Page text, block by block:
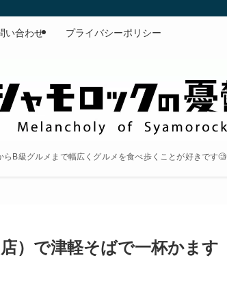
らB級グルメまで幅広くグルメを食べ歩くことが好きです🧐
い合わせ プライバシーポリシー
）で津軽そばで一杯かます